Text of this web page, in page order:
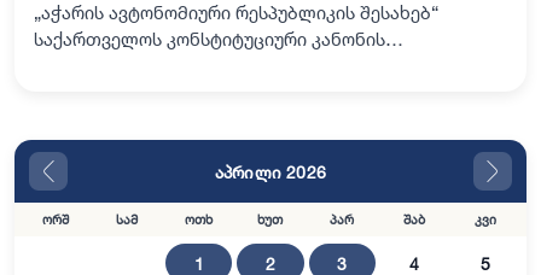
„აჭარის ავტონომიური რესპუბლიკის შესახებ“
საქართველოს კონსტიტუციური კანონის
აპრილი 2026
ორშ სამ ოთხ ხუთ პარ შაბ კვი
1 2 3 4 5